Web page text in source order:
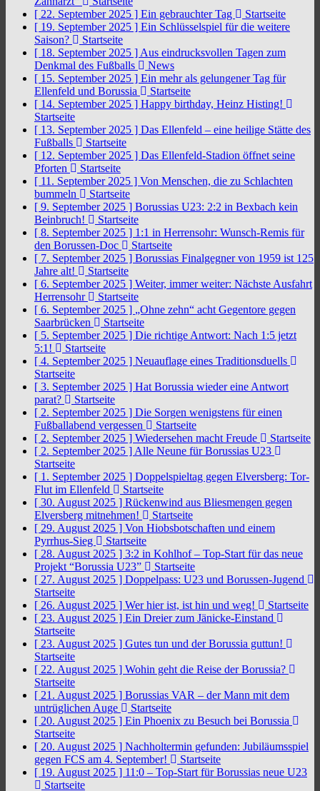
[ 22. September 2025 ] Ein gebrauchter Tag
Startseite
[ 19. September 2025 ] Ein Schlüsselspiel für die weitere
Saison?
Startseite
[ 18. September 2025 ] Aus eindrucksvollen Tagen zum
Denkmal des Fußballs
News
[ 15. September 2025 ] Ein mehr als gelungener Tag für
Ellenfeld und Borussia
Startseite
[ 14. September 2025 ] Happy birthday, Heinz Histing!
Startseite
[ 13. September 2025 ] Das Ellenfeld – eine heilige Stätte des
Fußballs
Startseite
[ 12. September 2025 ] Das Ellenfeld-Stadion öffnet seine
Pforten
Startseite
[ 11. September 2025 ] Von Menschen, die zu Schlachten
bummeln
Startseite
[ 9. September 2025 ] Borussias U23: 2:2 in Bexbach kein
Beinbruch!
Startseite
[ 8. September 2025 ] 1:1 in Herrensohr: Wunsch-Remis für
den Borussen-Doc
Startseite
[ 7. September 2025 ] Borussias Finalgegner von 1959 ist 125
Jahre alt!
Startseite
[ 6. September 2025 ] Weiter, immer weiter: Nächste Ausfahrt
Herrensohr
Startseite
[ 6. September 2025 ] „Ohne zehn“ acht Gegentore gegen
Saarbrücken
Startseite
[ 5. September 2025 ] Die richtige Antwort: Nach 1:5 jetzt
5:1!
Startseite
[ 4. September 2025 ] Neuauflage eines Traditionsduells
Startseite
[ 3. September 2025 ] Hat Borussia wieder eine Antwort
parat?
Startseite
[ 2. September 2025 ] Die Sorgen wenigstens für einen
Fußballabend vergessen
Startseite
[ 2. September 2025 ] Wiedersehen macht Freude
Startseite
[ 2. September 2025 ] Alle Neune für Borussias U23
Startseite
[ 1. September 2025 ] Doppelspieltag gegen Elversberg: Tor-
Flut im Ellenfeld
Startseite
[ 30. August 2025 ] Rückenwind aus Bliesmengen gegen
Elversberg mitnehmen!
Startseite
[ 29. August 2025 ] Von Hiobsbotschaften und einem
Pyrrhus-Sieg
Startseite
[ 28. August 2025 ] 3:2 in Kohlhof – Top-Start für das neue
Projekt “Borussia U23”
Startseite
[ 27. August 2025 ] Doppelpass: U23 und Borussen-Jugend
Startseite
[ 26. August 2025 ] Wer hier ist, ist hin und weg!
Startseite
[ 23. August 2025 ] Ein Dreier zum Jänicke-Einstand
Startseite
[ 23. August 2025 ] Gutes tun und der Borussia guttun!
Startseite
[ 22. August 2025 ] Wohin geht die Reise der Borussia?
Startseite
[ 21. August 2025 ] Borussias VAR – der Mann mit dem
untrüglichen Auge
Startseite
[ 20. August 2025 ] Ein Phoenix zu Besuch bei Borussia
Startseite
[ 20. August 2025 ] Nachholtermin gefunden: Jubiläumsspiel
gegen FCS am 4. September!
Startseite
[ 19. August 2025 ] 11:0 – Top-Start für Borussias neue U23
Startseite